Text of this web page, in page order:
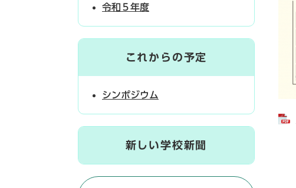
令和５年度
これからの予定
シンポジウム
新しい学校新聞